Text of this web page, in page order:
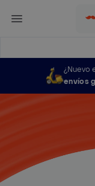
¿Nuevo
envíos